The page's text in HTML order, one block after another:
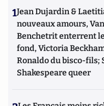
1Jean Dujardin &
nouveaux amours,
Benchetrit enterrent
fond, Victoria
Ronaldo du bisco-fils;
Shakespeare queer